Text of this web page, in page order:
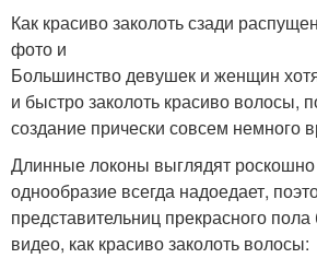
Как красиво заколоть сзади
фото и
Большинство девушек и женщин
и быстро заколоть красиво волосы,
создание прически совсем немного
Длинные локоны выглядят роскошно
однообразие всегда надоедает,
представительниц прекрасного
видео, как красиво заколоть волосы: